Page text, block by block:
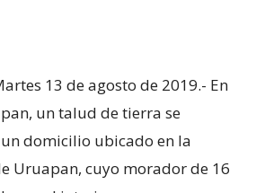
13 de agosto de 2019.- En
un talud de tierra se
domicilio ubicado en la
Uruapan, cuyo morador de 16